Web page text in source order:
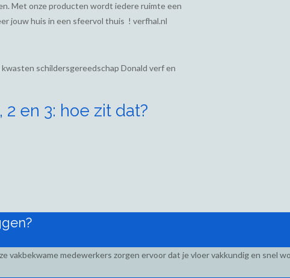
Met onze producten wordt iedere ruimte een
jouw huis in een sfeervol thuis ! verfhal.nl
schildersgereedschap Donald verf en
en 3: hoe zit dat?
vakbekwame medewerkers zorgen ervoor dat je vloer vakkundig en snel